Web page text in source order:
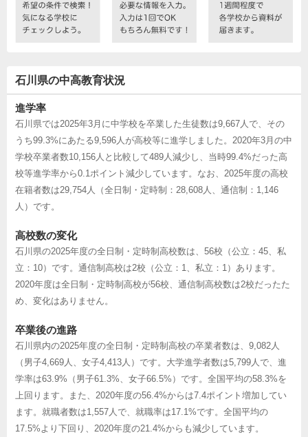
石川県の中高教育状況
進学率
石川県では2025年3月に中学校を卒業した生徒数は9,667人で、その
うち99.3%にあたる9,596人が高校等に進学しました。2020年3月の中
学校卒業者数10,156人と比較して489人減少し、当時99.4%だった高
校等進学率から0.1ポイント減少しています。なお、2025年度の高校
在籍者数は29,754人（全日制・定時制：28,608人、通信制：1,146
人）です。
高校数の変化
石川県の2025年度の全日制・定時制高校数は、56校（公立：45、私
立：10）です。通信制高校は2校（公立：1、私立：1）あります。
2020年度は全日制・定時制高校が56校、通信制高校数は2校だったた
め、変化はありません。
卒業後の進路
石川県内の2025年度の全日制・定時制高校の卒業者数は、9,082人
（男子4,669人、女子4,413人）です。大学進学者数は5,799人で、進
学率は63.9%（男子61.3%、女子66.5%）です。全国平均の58.3%を
上回ります。また、2020年度の56.4%からは7.4ポイント増加してい
ます。就職者数は1,557人で、就職率は17.1%です。全国平均の
17.5%より下回り、2020年度の21.4%からも減少しています。